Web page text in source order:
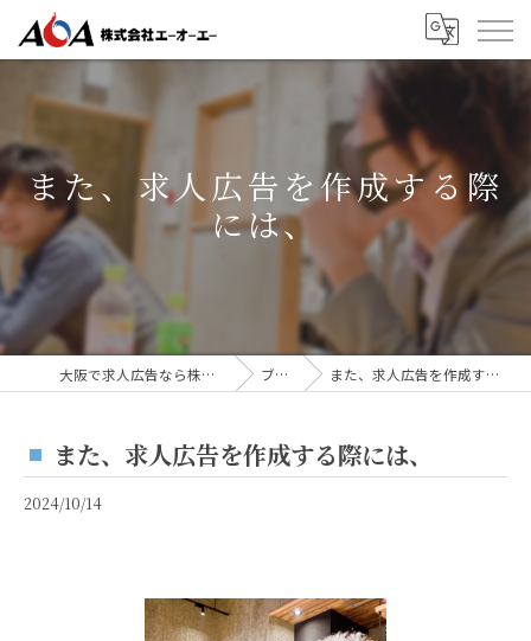
また、求人広告を作成する際
には、
大阪で求人広告なら株式会社AOA ブログ また、求人広告を作成する際には、
また、求人広告を作成する際には、
2024/10/14